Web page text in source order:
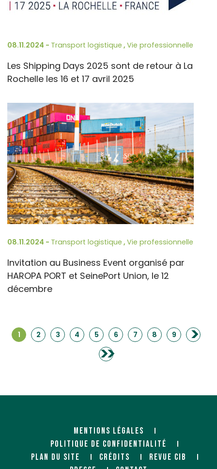
08.11.2024 - Transport logistique , Vie professionnelle
Les Shipping Days 2025 sont de retour à La
Rochelle les 16 et 17 avril 2025
08.11.2024 - Transport logistique , Vie professionnelle
Invitation au Business Event organisé par
HAROPA PORT et SeinePort Union, le 12
décembre
1 2 3 4 5 6 7 8 9 >
>>
MENTIONS LÉGALES
POLITIQUE DE CONFIDENTIALITÉ
PLAN DU SITE
CRÉDITS
REVUE CIB